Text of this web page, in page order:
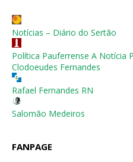
Notícias – Diário do Sertão
Política Pauferrense A Notícia
Clodoeudes Fernandes
Rafael Fernandes RN
Salomão Medeiros
FANPAGE